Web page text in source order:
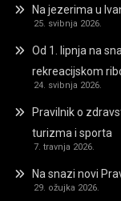
Na jezerima u
25. svibnja 2026.
Od 1. lipnja na
rekreacijskom
24. svibnja 2026.
Pravilnik o
turizma i sporta
7. travnja 2026.
Na snazi novi
29. ožujka 2026.